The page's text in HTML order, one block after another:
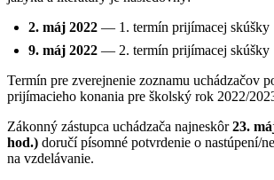
2. máj 2022 — 1. termín prijímacej skúšky
9. máj 2022 — 2. termín prijímacej skúšky
Termín pre zverejnenie zoznamu uchádzačov
prijímacieho konania pre školský rok 2022/
Zákonný zástupca uchádzača najneskôr23.
hod.) doručí písomné potvrdenie o nastúpení/
na vzdelávanie.